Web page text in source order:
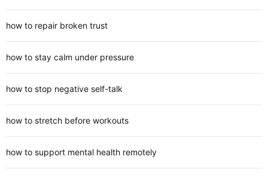
how to repair broken trust
how to stay calm under pressure
how to stop negative self-talk
how to stretch before workouts
how to support mental health remotely